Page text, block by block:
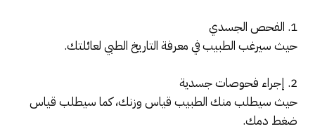
1. الفحص الجسدي
حيث سيرغب الطبيب في معرفة التاريخ الطبي لعائلتك.
2. إجراء فحوصات جسدية
حيث سيطلب منك الطبيب قياس وزنك، كما سيطلب قياس
ضغط دمك.